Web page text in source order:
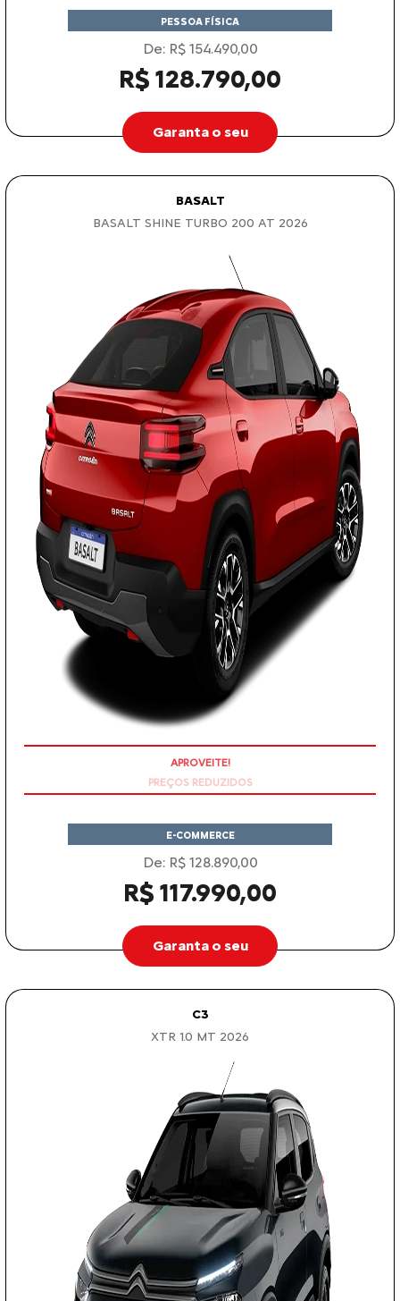
PESSOA FÍSICA
De: R$ 154.490,00
R$ 128.790,00
Garanta o seu
BASALT
BASALT SHINE TURBO 200 AT 2026
E-COMMERCE
De: R$ 128.890,00
R$ 117.990,00
Garanta o seu
C3
XTR 1.0 MT 2026